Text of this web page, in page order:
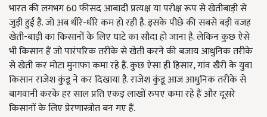
भारत की लगभग 60 फीसद आबादी प्रत्यक्ष या परोक्ष रूप से खेतीबाड़ी से
जुड़ी हुई है. जो अब धीरे-धीरे कम हो रही है. इसके पीछे की सबसे बड़ी वजह
खेती-बाड़ी का किसानों के लिए घाटे का सौदा हो जाना है. लेकिन कुछ ऐसे
भी किसान हैं जो पारंपरिक तरीके से खेती करने की बजाय आधुनिक तरीके
से खेती कर मोटा मुनाफा कमा रहे हैं. कुछ ऐसा ही हिसार, गांव खैरी के युवा
किसान राजेश कुंडू ने कर दिखाया है. राजेश कुंडू आज आधुनिक तरीके से
बागवानी करके हर साल प्रति एकड़ लाखों रुपए कमा रहे हैं और दूसरे
किसानों के लिए प्रेरणास्त्रोत बन गए हैं.